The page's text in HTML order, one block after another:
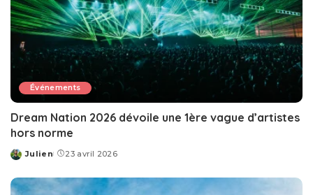
Événements
Dream Nation 2026 dévoile une 1ère vague d’artistes
hors norme
Posted
Julien 23 avril 2026